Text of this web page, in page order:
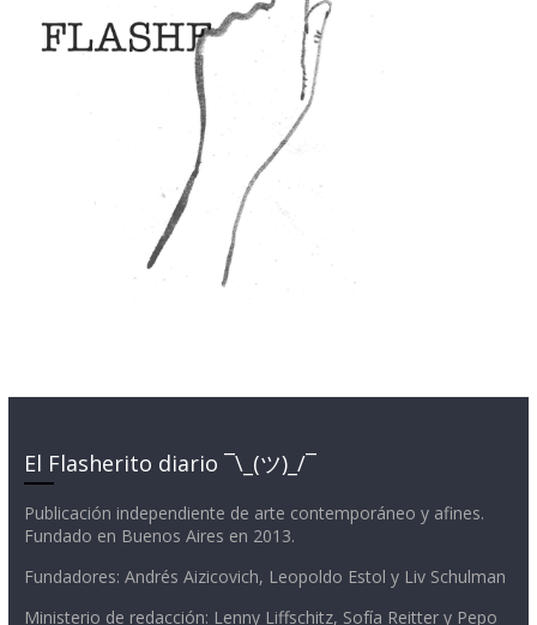
El Flasherito diario ¯\_(ツ)_/¯
Publicación independiente de arte contemporáneo y afines.
Fundado en Buenos Aires en 2013.
Fundadores: Andrés Aizicovich, Leopoldo Estol y Liv Schulman
Ministerio de redacción: Lenny Liffschitz, Sofía Reitter y Pepo